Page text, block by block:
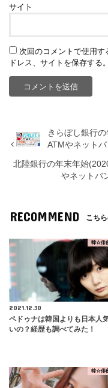
サイト
次回のコメントで使用
ドレス、サイトを保存する。
きらぼし銀行
ATMやネット
北陸銀行の年末年始
やネットバ
RECOMMEND こち
韓☆俳
2021.12.30
ペドゥナは韓国よりも日本人
いの？経歴も調べてみた！
韓☆俳